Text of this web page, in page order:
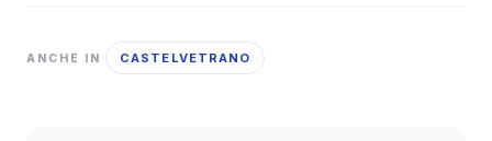
ANCHE IN CASTELVETRANO